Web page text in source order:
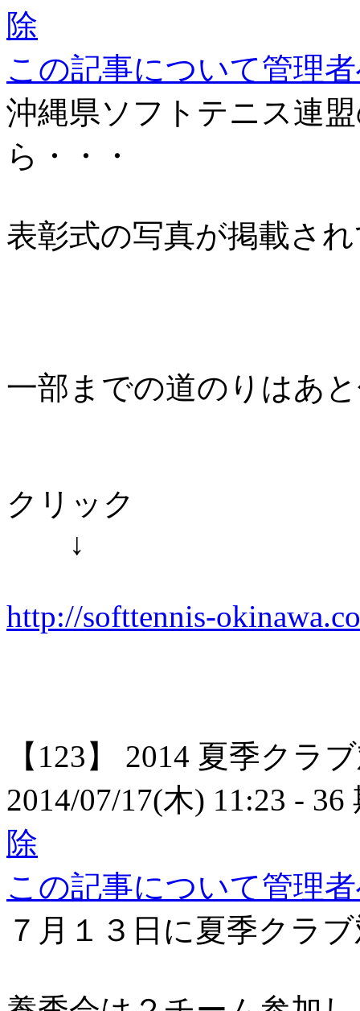
除
この記事について管理
沖縄県ソフトテニス連
ら・・・
表彰式の写真が掲載さ
一部までの道のりはあ
クリック
↓
http://softtennis-
【123】 2014 夏季クラ
2014/07/17(木) 11:23 - 36
除
この記事について管理
７月１３日に夏季クラ